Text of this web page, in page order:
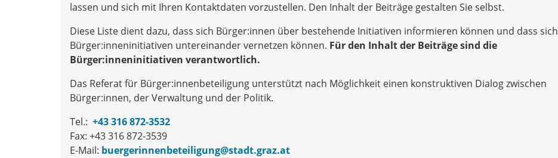
lassen und sich mit Ihren Kontaktdaten vorzustellen. Den Inhalt der Beiträge gestalten Sie selbst.
Diese Liste dient dazu, dass sich Bürger:innen über bestehende Initiativen informieren können und dass sich
Bürger:inneninitiativen untereinander vernetzen können. Für den Inhalt der Beiträge sind die
Bürger:inneninitiativen verantwortlich.
Das Referat für Bürger:innenbeteiligung unterstützt nach Möglichkeit einen konstruktiven Dialog zwischen
Bürger:innen, der Verwaltung und der Politik.
Tel.: +43 316 872-3532
Fax: +43 316 872-3539
E-Mail: buergerinnenbeteiligung@stadt.graz.at